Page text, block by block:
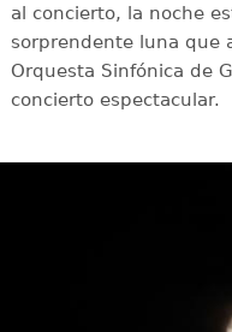
al concierto, la noche
sorprendente luna que
Orquesta Sinfónica de
concierto espectacular.